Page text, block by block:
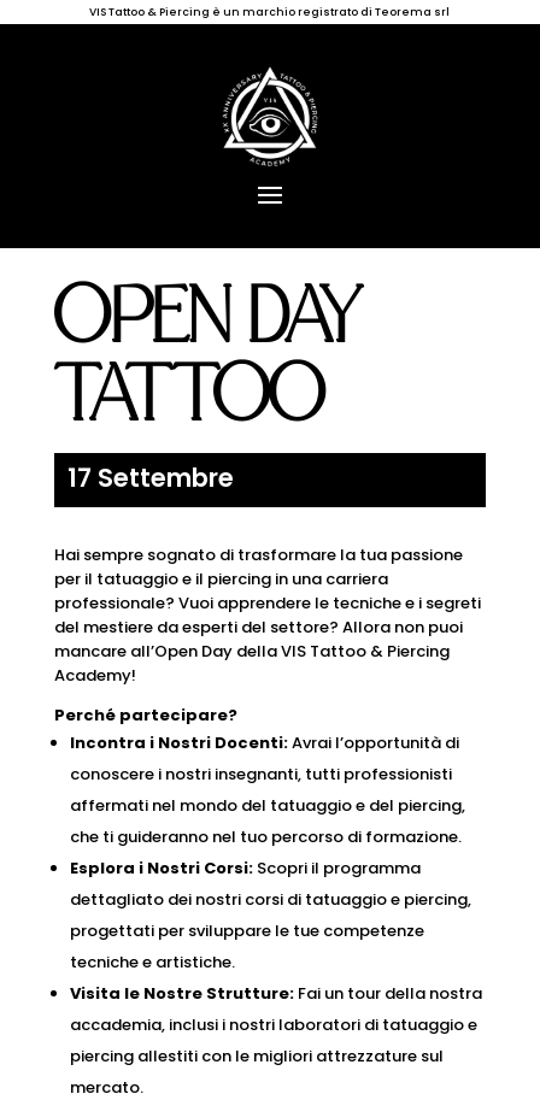
VIS Tattoo & Piercing è un marchio registrato di Teorema srl
OPEN DAY
TATTOO
17 Settembre
Hai sempre sognato di trasformare la tua passione
per il tatuaggio e il piercing in una carriera
professionale? Vuoi apprendere le tecniche e i segreti
del mestiere da esperti del settore? Allora non puoi
mancare all’Open Day della VIS Tattoo & Piercing
Academy!
Perché partecipare?
Incontra i Nostri Docenti:Avrai l’opportunità di
conoscere i nostri insegnanti, tutti professionisti
affermati nel mondo del tatuaggio e del piercing,
che ti guideranno nel tuo percorso di formazione.
Esplora i Nostri Corsi:Scopri il programma
dettagliato dei nostri corsi di tatuaggio e piercing,
progettati per sviluppare le tue competenze
tecniche e artistiche.
Visita le Nostre Strutture:Fai un tour della nostra
accademia, inclusi i nostri laboratori di tatuaggio e
piercing allestiti con le migliori attrezzature sul
mercato.